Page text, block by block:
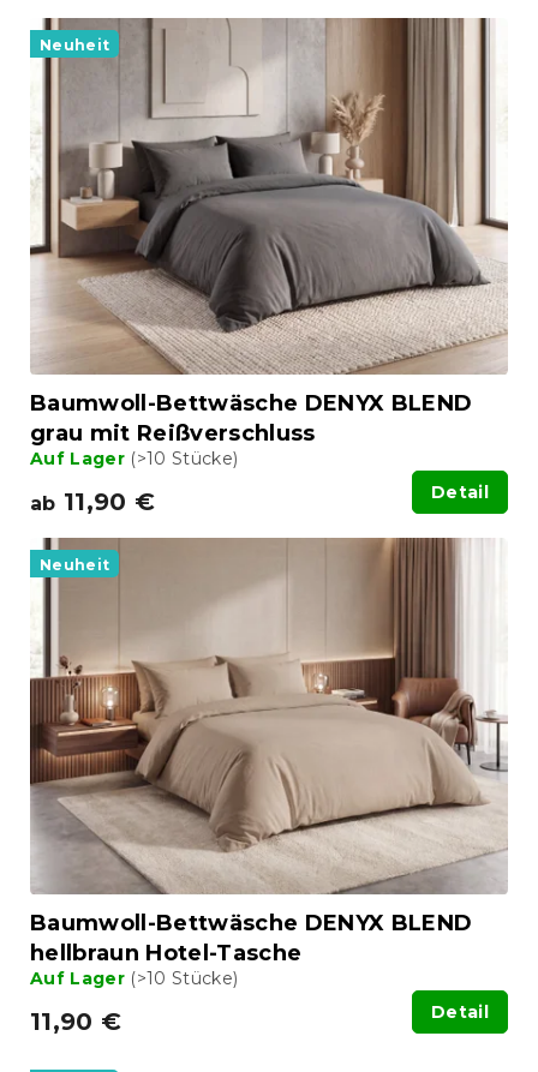
Neuheit
Baumwoll-Bettwäsche DENYX BLEND
grau mit Reißverschluss
Auf Lager (>10 Stücke)
ab 11,90 € Detail
Neuheit
Baumwoll-Bettwäsche DENYX BLEND
hellbraun Hotel-Tasche
Auf Lager (>10 Stücke)
11,90 € Detail